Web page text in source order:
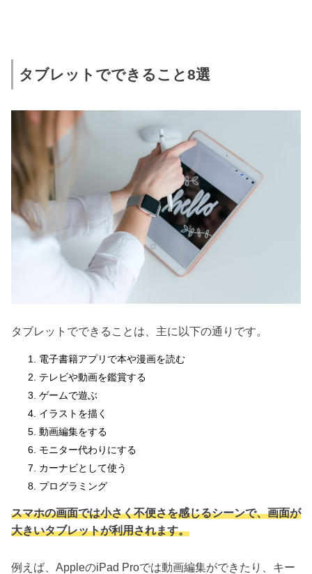
タブレットでできること8選
タブレットでできることは、主に以下の通りです。
電子書籍アプリで本や漫画を読む
テレビや動画を鑑賞する
ゲームで遊ぶ
イラストを描く
動画編集をする
モニター代わりにする
カーナビとして使う
プログラミング
スマホの画面では小さく不便さを感じるシーンで、画面が
大きいタブレットが利用されます。
例えば、AppleのiPad Proでは動画編集ができたり、キー